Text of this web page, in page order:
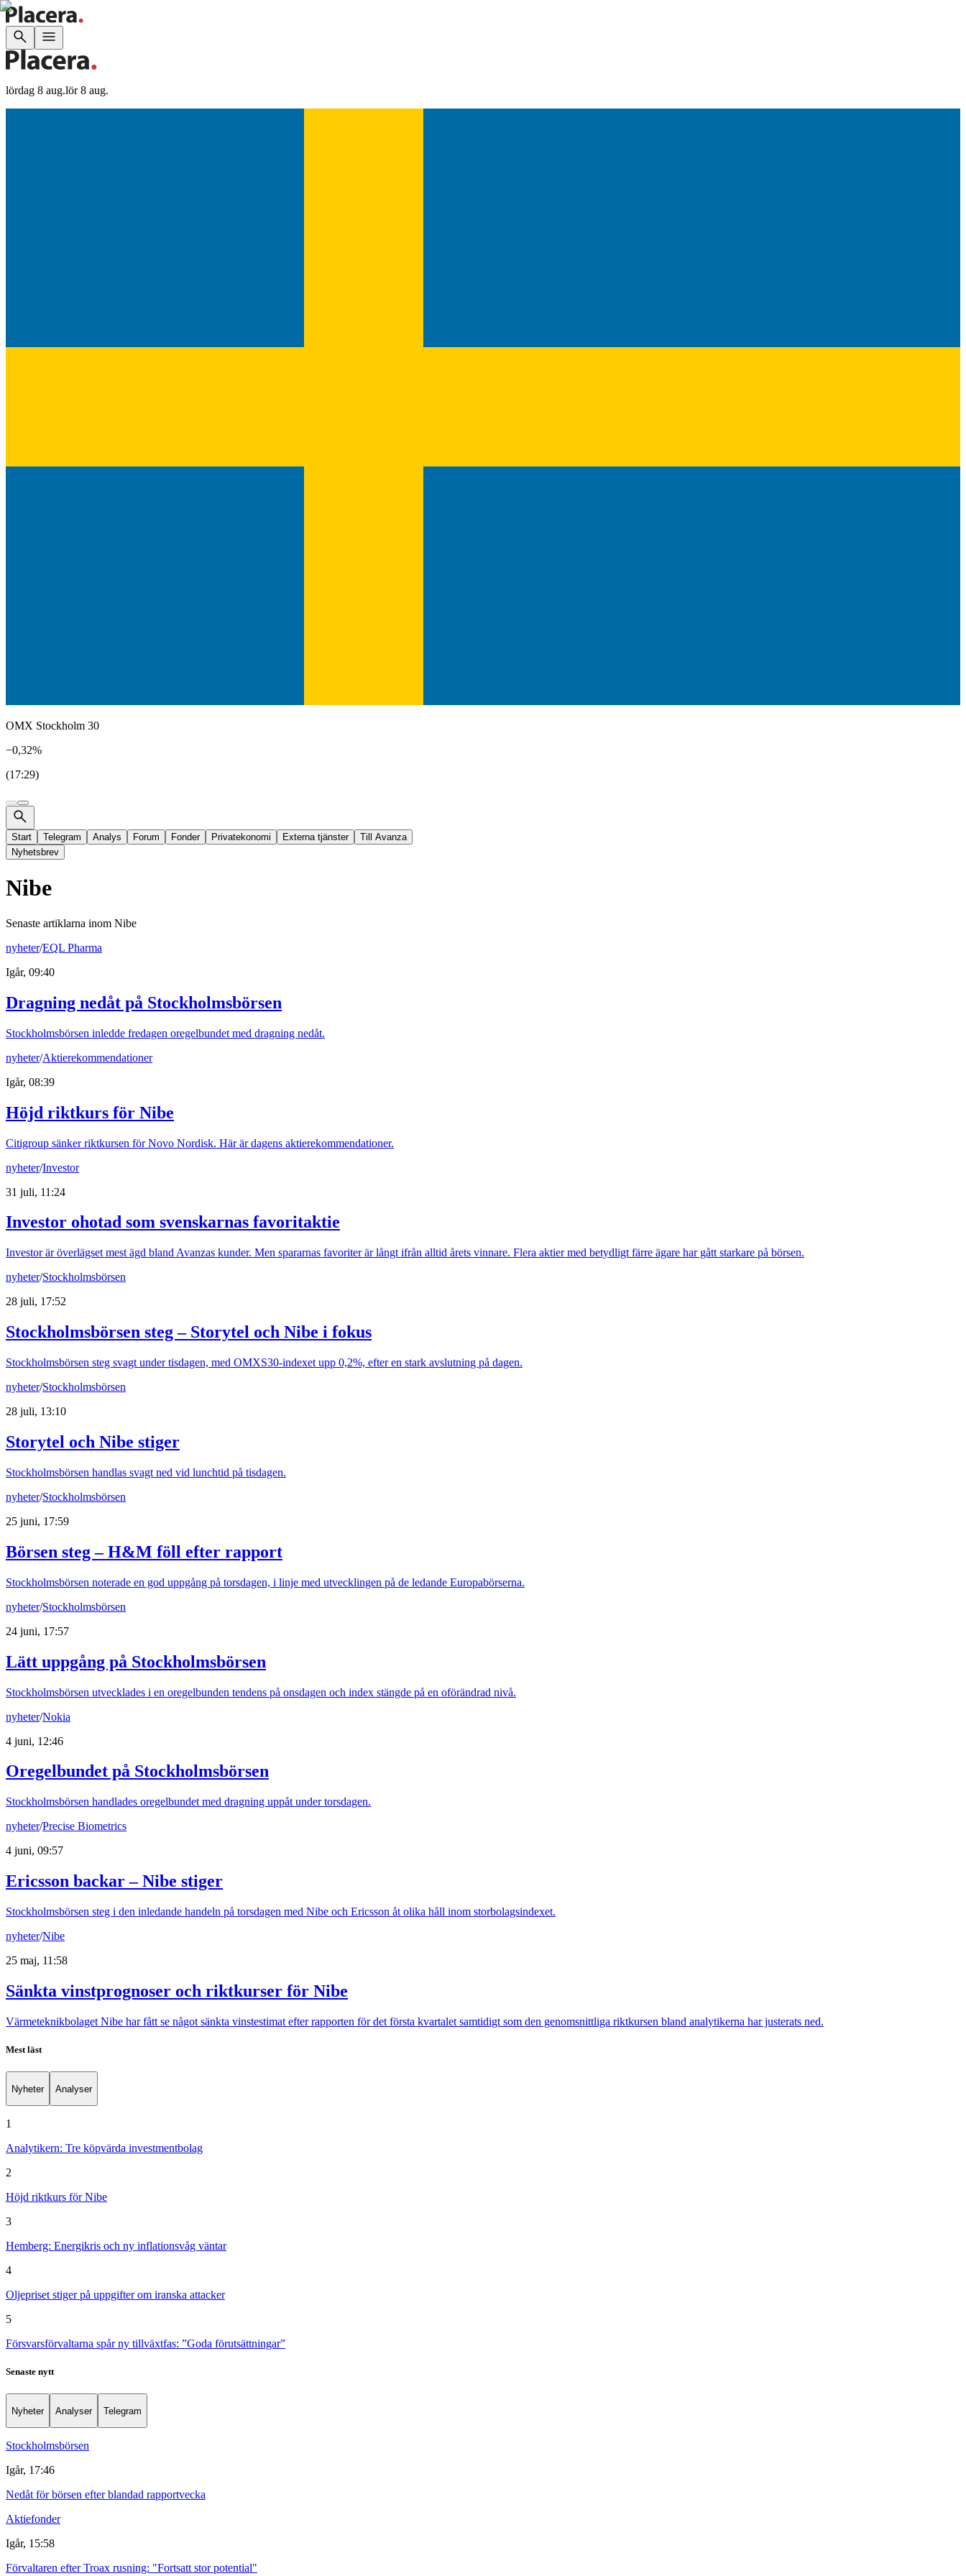
lördag 8 aug.lör 8 aug.
OMX Stockholm 30
−0,32%
(17:29)
Start Telegram Analys Forum Fonder Privatekonomi Externa tjänster
Till Avanza
Nyhetsbrev
Nibe
Senaste artiklarna inom Nibe
nyheter/EQL Pharma
Igår, 09:40
Dragning nedåt på Stockholmsbörsen
Stockholmsbörsen inledde fredagen oregelbundet med dragning nedåt.
nyheter/Aktierekommendationer
Igår, 08:39
Höjd riktkurs för Nibe
Citigroup sänker riktkursen för Novo Nordisk. Här är dagens aktierekommendationer.
nyheter/Investor
31 juli, 11:24
Investor ohotad som svenskarnas favoritaktie
Investor är överlägset mest ägd bland Avanzas kunder. Men spararnas favoriter är långt ifrån alltid årets vinnare. Flera aktier med betydligt färre ägare har gått starkare på börsen.
nyheter/Stockholmsbörsen
28 juli, 17:52
Stockholmsbörsen steg – Storytel och Nibe i fokus
Stockholmsbörsen steg svagt under tisdagen, med OMXS30-indexet upp 0,2%, efter en stark avslutning på dagen.
nyheter/Stockholmsbörsen
28 juli, 13:10
Storytel och Nibe stiger
Stockholmsbörsen handlas svagt ned vid lunchtid på tisdagen.
nyheter/Stockholmsbörsen
25 juni, 17:59
Börsen steg – H&M föll efter rapport
Stockholmsbörsen noterade en god uppgång på torsdagen, i linje med utvecklingen på de ledande Europabörserna.
nyheter/Stockholmsbörsen
24 juni, 17:57
Lätt uppgång på Stockholmsbörsen
Stockholmsbörsen utvecklades i en oregelbunden tendens på onsdagen och index stängde på en oförändrad nivå.
nyheter/Nokia
4 juni, 12:46
Oregelbundet på Stockholmsbörsen
Stockholmsbörsen handlades oregelbundet med dragning uppåt under torsdagen.
nyheter/Precise Biometrics
4 juni, 09:57
Ericsson backar – Nibe stiger
Stockholmsbörsen steg i den inledande handeln på torsdagen med Nibe och Ericsson åt olika håll inom storbolagsindexet.
nyheter/Nibe
25 maj, 11:58
Sänkta vinstprognoser och riktkurser för Nibe
Värmeteknikbolaget Nibe har fått se något sänkta vinstestimat efter rapporten för det första kvartalet samtidigt som den genomsnittliga riktkursen bland analytikerna har justerats ned.
Mest läst
Nyheter Analyser
1
Analytikern: Tre köpvärda investmentbolag
2
Höjd riktkurs för Nibe
3
Hemberg: Energikris och ny inflationsvåg väntar
4
Oljepriset stiger på uppgifter om iranska attacker
5
Försvarsförvaltarna spår ny tillväxtfas: ”Goda förutsättningar”
Senaste nytt
Nyheter Analyser Telegram
Stockholmsbörsen
Igår, 17:46
Nedåt för börsen efter blandad rapportvecka
Aktiefonder
Igår, 15:58
Förvaltaren efter Troax rusning: "Fortsatt stor potential"